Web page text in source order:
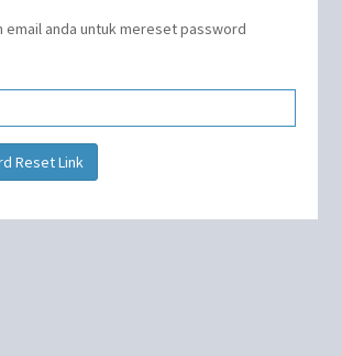
email anda untuk mereset password
Reset Link